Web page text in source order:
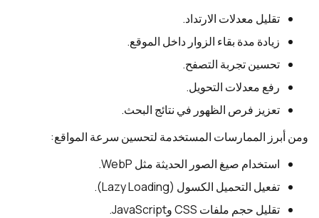
تقليل معدلات الارتداد.
زيادة مدة بقاء الزوار داخل الموقع.
تحسين تجربة التصفح.
رفع معدلات التحويل.
تعزيز فرص الظهور في نتائج البحث.
ومن أبرز الممارسات المستخدمة لتحسين سرعة المواقع:
استخدام صيغ الصور الحديثة مثل WebP.
تفعيل التحميل الكسول (Lazy Loading).
تقليل حجم ملفات CSS وJavaScript.